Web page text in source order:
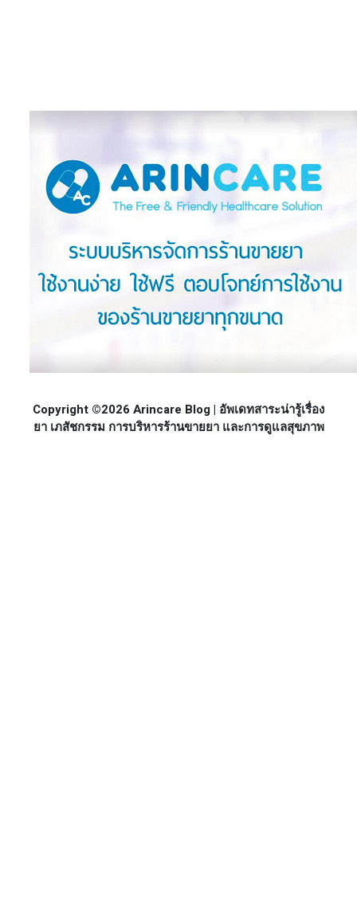
Copyright ©2026 Arincare Blog | อัพเดทสาระน่ารู้เรื่อง
ยา เภสัชกรรม การบริหารร้านขายยา และการดูแลสุขภาพ